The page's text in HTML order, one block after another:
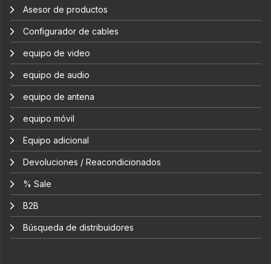
Asesor de productos
Configurador de cables
equipo de video
equipo de audio
equipo de antena
equipo móvil
Equipo adicional
Devoluciones / Reacondicionados
% Sale
B2B
Búsqueda de distribuidores